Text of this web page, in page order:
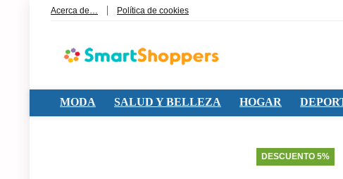
Acerca de… Política de cookies
MODA SALUD Y BELLEZA HOGAR
DESCUENTO 5%